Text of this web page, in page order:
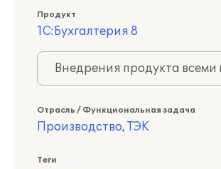
Продукт
1С:Бухгалтерия 8
Внедрения продукта
Отрасль / Функциональная задача
Производство, ТЭК
Теги